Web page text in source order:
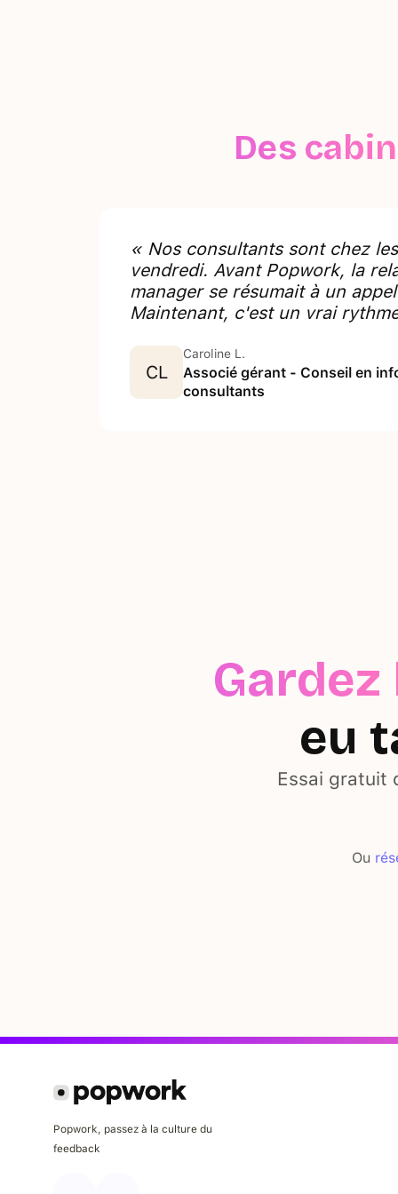
Des
« Nos consultants sont chez
vendredi. Avant Popwork, la
manager se résumait à un
Maintenant, c'est un vrai
CL
Caroline L.
Associé gérant - Conseil en
consultants
eu
Essai gratuit
Ou
Popwork, passez à la culture du
feedback